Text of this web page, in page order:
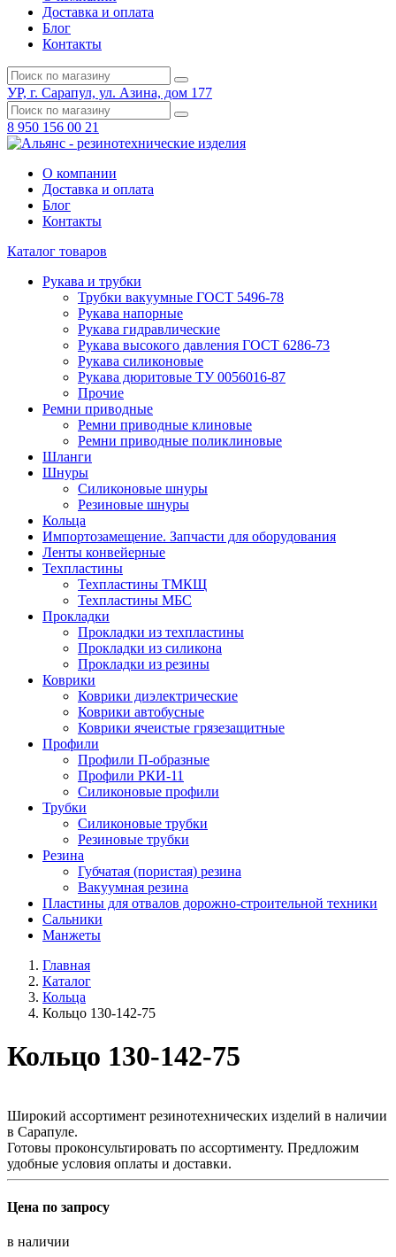
Доставка и оплата
Блог
Контакты
УР, г. Сарапул, ул. Азина, дом 177
8 950 156 00 21
О компании
Доставка и оплата
Блог
Контакты
Каталог товаров
Рукава и трубки
Трубки вакуумные ГОСТ 5496-78
Рукава напорные
Рукава гидравлические
Рукава высокого давления ГОСТ 6286-73
Рукава силиконовые
Рукава дюритовые ТУ 0056016-87
Прочие
Ремни приводные
Ремни приводные клиновые
Ремни приводные поликлиновые
Шланги
Шнуры
Силиконовые шнуры
Резиновые шнуры
Кольца
Импортозамещение. Запчасти для оборудования
Ленты конвейерные
Техпластины
Техпластины ТМКЩ
Техпластины МБС
Прокладки
Прокладки из техпластины
Прокладки из силикона
Прокладки из резины
Коврики
Коврики диэлектрические
Коврики автобусные
Коврики ячеистые грязезащитные
Профили
Профили П-образные
Профили РКИ-11
Силиконовые профили
Трубки
Силиконовые трубки
Резиновые трубки
Резина
Губчатая (пористая) резина
Вакуумная резина
Пластины для отвалов дорожно-строительной техники
Сальники
Манжеты
Главная
Каталог
Кольца
Кольцо 130-142-75
Кольцо 130-142-75
Широкий ассортимент резинотехнических изделий в наличии
в Сарапуле.
Готовы проконсультировать по ассортименту. Предложим
удобные условия оплаты и доставки.
Цена по запросу
в наличии